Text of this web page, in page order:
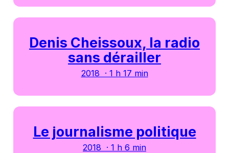
Denis Cheissoux, la radio
sans dérailler
2018 · 1 h 17 min
Le journalisme politique
2018 · 1 h 6 min